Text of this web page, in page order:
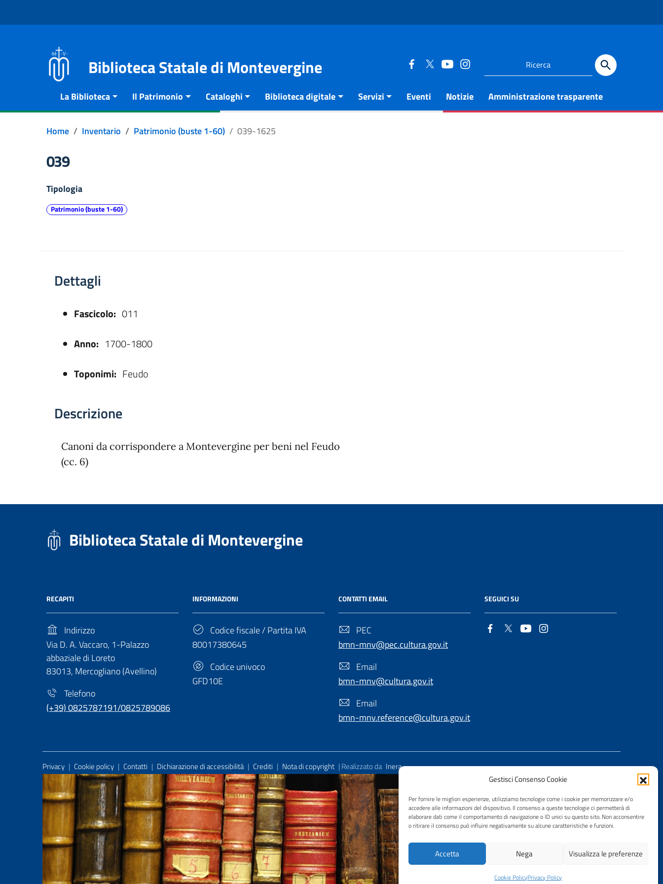
Gestisci Consenso Cookie
Per fornire le migliori esperienze, utilizziamo tecnologie come i cookie per memorizzare e/o
accedere alle informazioni del dispositivo. Il consenso a queste tecnologie ci permetterà di
elaborare dati come il comportamento di navigazione o ID unici su questo sito. Non acconsentire
o ritirare il consenso può influire negativamente su alcune caratteristiche e funzioni.
Accetta Nega Visualizza le preferenze
Cookie PolicyPrivacy Policy
Biblioteca Statale di Montevergine
La Biblioteca Il Patrimonio Cataloghi Biblioteca digitale Servizi Eventi Notizie Amministrazione trasparente
Home Inventario Patrimonio (buste 1-60) 039-1625
039
Tipologia
Patrimonio (buste 1-60)
Dettagli
Fascicolo: 011
Anno: 1700-1800
Toponimi: Feudo
Descrizione
Canoni da corrispondere a Montevergine per beni nel Feudo
(cc. 6)
Biblioteca Statale di Montevergine
RECAPITI
Indirizzo
Via D. A. Vaccaro, 1-Palazzo
abbaziale di Loreto
83013, Mercogliano (Avellino)
Telefono
(+39) 0825787191/0825789086
INFORMAZIONI
Codice fiscale / Partita IVA
80017380645
Codice univoco
GFD10E
CONTATTI EMAIL
PEC
bmn-mnv@pec.cultura.gov.it
Email
bmn-mnv@cultura.gov.it
Email
bmn-mnv.reference@cultura.gov.it
SEGUICI SU
Useful Links Section
Privacy | Cookie policy | Contatti | Dichiarazione di accessibilità | Crediti | Nota di copyright | Realizzato da Inera